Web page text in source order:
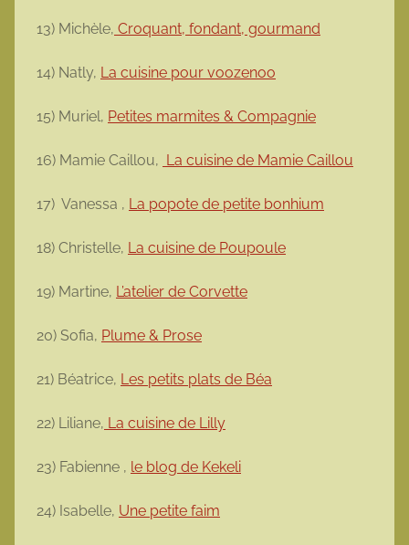
13) Michèle, Croquant, fondant, gourmand
14) Natly, La cuisine pour voozenoo
15) Muriel, Petites marmites & Compagnie
16) Mamie Caillou, La cuisine de Mamie Caillou
17) Vanessa , La popote de petite bonhium
18) Christelle, La cuisine de Poupoule
19) Martine, L’atelier de Corvette
20) Sofia, Plume & Prose
21) Béatrice, Les petits plats de Béa
22) Liliane, La cuisine de Lilly
23) Fabienne , le blog de Kekeli
24) Isabelle, Une petite faim